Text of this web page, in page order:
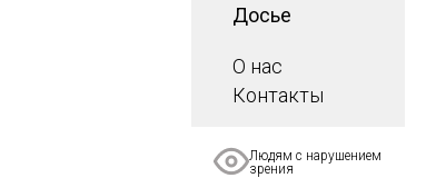
Досье
О нас
Контакты
Людям с нарушением
зрения